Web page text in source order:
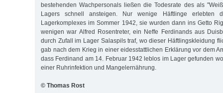
bestehenden Wachpersonals ließen die Todesrate des als
Lagers schnell ansteigen. Nur wenige Häftlinge erlebten
Lagerkomplexes im Sommer 1942, sie wurden dann ins Getto
wenigen war Alfred Rosentreter, ein Neffe Ferdinands aus
durch Zufall im Lager Salaspils traf, wo dieser Häftlingskleidung
gab nach dem Krieg in einer eidesstattlichen Erklärung vor dem
dass Ferdinand am 14. Februar 1942 leblos im Lager gefunden
einer Ruhrinfektion und Mangelernährung.
© Thomas Rost